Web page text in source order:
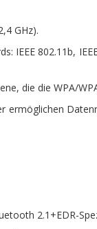
GHz).
IEEE 802.11b,
die die WPA/
ermöglichen
2.1+EDR-